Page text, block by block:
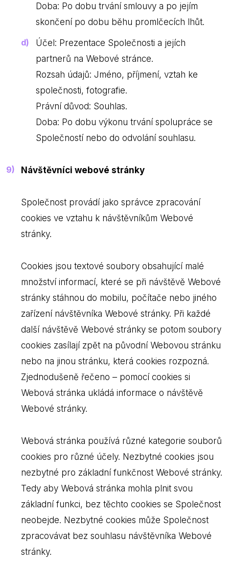
Doba: Po dobu trvání smlouvy a po jejím
skončení po dobu běhu promlčecích lhůt.
Účel: Prezentace Společnosti a jejích
partnerů na Webové stránce.
Rozsah údajů: Jméno, příjmení, vztah ke
společnosti, fotografie.
Právní důvod: Souhlas.
Doba: Po dobu výkonu trvání spolupráce se
Společností nebo do odvolání souhlasu.
Návštěvníci webové stránky
Společnost provádí jako správce zpracování
cookies ve vztahu k návštěvníkům Webové
stránky.
Cookies jsou textové soubory obsahující malé
množství informací, které se při návštěvě Webové
stránky stáhnou do mobilu, počítače nebo jiného
zařízení návštěvníka Webové stránky. Při každé
další návštěvě Webové stránky se potom soubory
cookies zasílají zpět na původní Webovou stránku
nebo na jinou stránku, která cookies rozpozná.
Zjednodušeně řečeno – pomocí cookies si
Webová stránka ukládá informace o návštěvě
Webové stránky.
Webová stránka používá různé kategorie souborů
cookies pro různé účely. Nezbytné cookies jsou
nezbytné pro základní funkčnost Webové stránky.
Tedy aby Webová stránka mohla plnit svou
základní funkci, bez těchto cookies se Společnost
neobejde. Nezbytné cookies může Společnost
zpracovávat bez souhlasu návštěvníka Webové
stránky.